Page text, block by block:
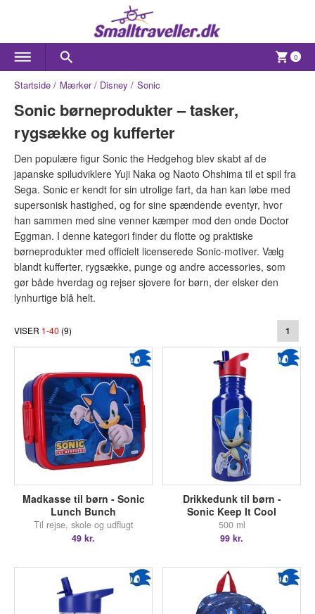
0
Startside Mærker Disney Sonic
Sonic børneprodukter – tasker,
rygsække og kufferter
Den populære figur Sonic the Hedgehog blev skabt af de
japanske spiludviklere Yuji Naka og Naoto Ohshima til et spil fra
Sega. Sonic er kendt for sin utrolige fart, da han kan løbe med
supersonisk hastighed, og for sine spændende eventyr, hvor
han sammen med sine venner kæmper mod den onde Doctor
Eggman. I denne kategori finder du flotte og praktiske
børneprodukter med officielt licenserede Sonic-motiver. Vælg
blandt kufferter, rygsække, punge og andre accessories, som
gør både hverdag og rejser sjovere for børn, der elsker den
lynhurtige blå helt.
VISER 1-40 (9) 1
Madkasse til børn - Sonic
Lunch Bunch
Til rejse, skole og udflugt
49 kr.
Drikkedunk til børn -
Sonic Keep It Cool
500 ml
99 kr.